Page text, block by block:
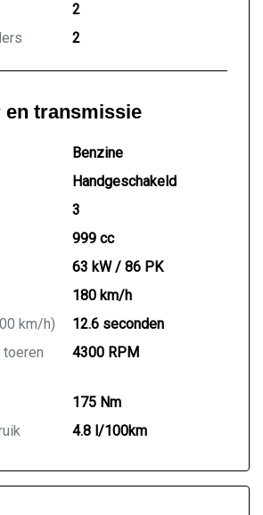
2
2
en transmissie
Benzine
Handgeschakeld
3
999 cc
63 kW / 86 PK
180 km/h
km/h)
12.6 seconden
toeren
4300 RPM
175 Nm
4.8 l/100km